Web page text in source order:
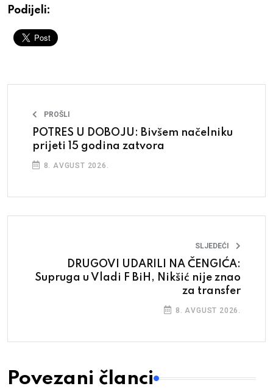
Podijeli:
PROŠLI
POTRES U DOBOJU: Bivšem načelniku
prijeti 15 godina zatvora
8. AVGUST 2026.
SLJEDEĆI
DRUGOVI UDARILI NA ČENGIĆA:
Supruga u Vladi F BiH, Nikšić nije znao
za transfer
8. AVGUST 2026.
Povezani članci